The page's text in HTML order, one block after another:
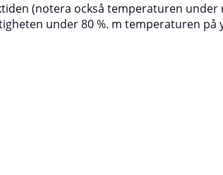
(notera också temperaturen
under 80 %. m temperaturen på